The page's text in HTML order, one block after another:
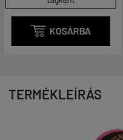
 KOSÁRBA
TERMÉKLEÍRÁS